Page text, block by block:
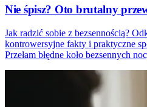
Nie śpisz? Oto brutalny
Jak radzić sobie z bezsennością?
kontrowersyjne fakty i praktyczne
Przełam błędne koło bezsennych